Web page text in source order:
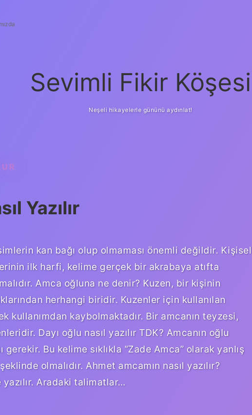
Sevimli Fikir Köşesi
Neşeli hikayelerle gününü aydınlat!
Yazılır
kan bağı olup olmaması önemli değildir. Kişisel
ilk harfi, kelime gerçek bir akrabaya atıfta
Amca oğluna ne denir? Kuzen, bir kişinin
herhangi biridir. Kuzenler için kullanılan
kullanımdan kaybolmaktadır. Bir amcanın teyzesi,
Dayı oğlu nasıl yazılır TDK? Amcanın oğlu
gerekir. Bu kelime sıklıkla “Zade Amca” olarak yanlış
olmalıdır. Ahmet amcamın nasıl yazılır?
Aradaki talimatlar…